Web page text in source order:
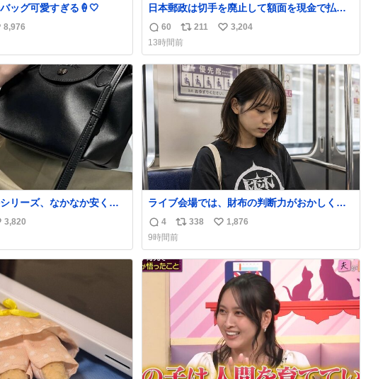
ッグ可愛すぎる🍦🤍
8,976
日本郵政は切手を廃止して額面を現金で払い
戻せ2026 #日本郵政 @JapanPostHD_PR
返
信
数
60
リ
ポ
ス
ト
数
211
い
ね
数
3,204
13時間前
リーズ、なかなか安くな
格になってる🖤✨レザー
いい。持ってるだけでコ
。
3,820
ライブ会場では、財布の判断力がおかしくな
る。
返
信
数
4
リ
ポ
ス
ト
数
338
い
ね
数
1,876
9時間前